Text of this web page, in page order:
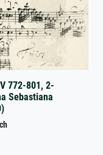
772-801, 2-
Sebastiana